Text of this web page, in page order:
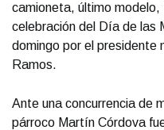
camioneta, último
celebración del Día de las
domingo por el presidente
Ramos.
Ante una concurrencia de
párroco Martín Córdova